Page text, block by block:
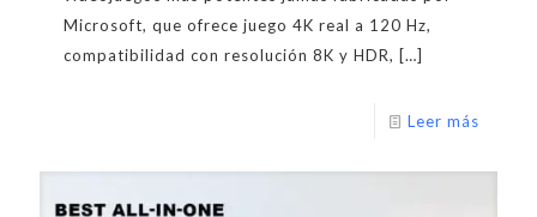
Microsoft, que ofrece juego 4K real a 120 Hz,
compatibilidad con resolución 8K y HDR, […]
Leer más